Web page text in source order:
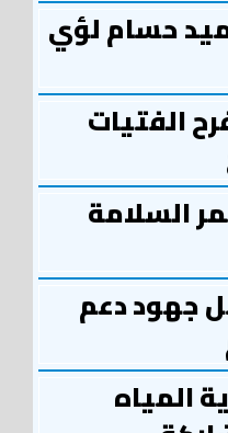
حسام لؤي
الفتيات
السلامة
جهود دعم
المياه